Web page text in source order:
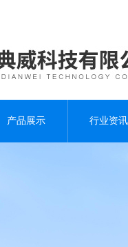
产品展示 行业资讯